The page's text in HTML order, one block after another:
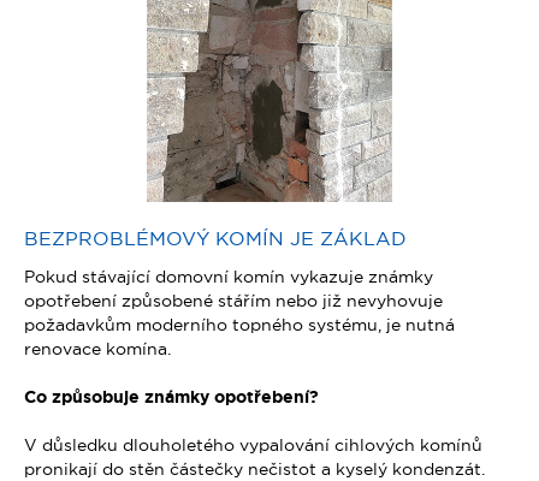
BEZPROBLÉMOVÝ KOMÍN JE ZÁKLAD
Pokud stávající domovní komín vykazuje známky
opotřebení způsobené stářím nebo již nevyhovuje
požadavkům moderního topného systému, je nutná
renovace komína.
Co způsobuje známky opotřebení?
V důsledku dlouholetého vypalování cihlových komínů
pronikají do stěn částečky nečistot a kyselý kondenzát.